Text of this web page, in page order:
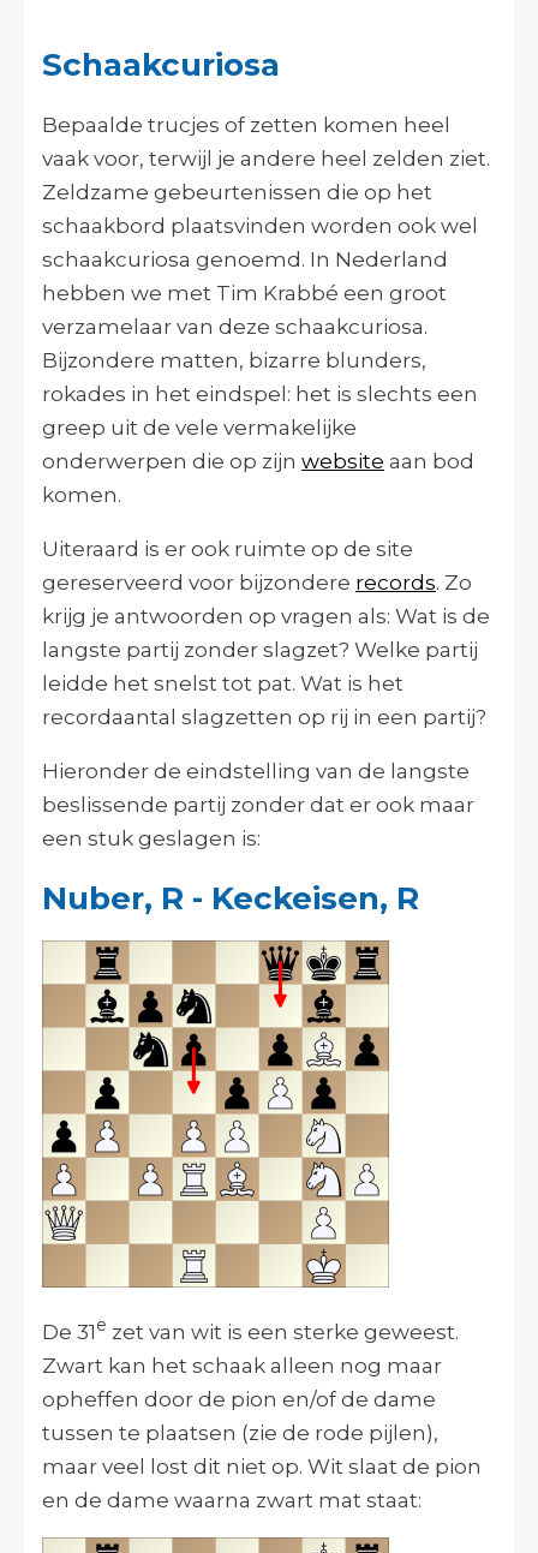
Schaakcuriosa
Bepaalde trucjes of zetten komen heel
vaak voor, terwijl je andere heel zelden ziet.
Zeldzame gebeurtenissen die op het
schaakbord plaatsvinden worden ook wel
schaakcuriosa genoemd. In Nederland
hebben we met Tim Krabbé een groot
verzamelaar van deze schaakcuriosa.
Bijzondere matten, bizarre blunders,
rokades in het eindspel: het is slechts een
greep uit de vele vermakelijke
onderwerpen die op zijn website aan bod
komen.
Uiteraard is er ook ruimte op de site
gereserveerd voor bijzondere records. Zo
krijg je antwoorden op vragen als: Wat is de
langste partij zonder slagzet? Welke partij
leidde het snelst tot pat. Wat is het
recordaantal slagzetten op rij in een partij?
Hieronder de eindstelling van de langste
beslissende partij zonder dat er ook maar
een stuk geslagen is:
Nuber, R - Keckeisen, R
De 31e zet van wit is een sterke geweest.
Zwart kan het schaak alleen nog maar
opheffen door de pion en/of de dame
tussen te plaatsen (zie de rode pijlen),
maar veel lost dit niet op. Wit slaat de pion
en de dame waarna zwart mat staat: